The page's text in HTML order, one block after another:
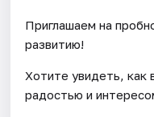
Приглашаем на
развитию!
Хотите увидеть, как
радостью и